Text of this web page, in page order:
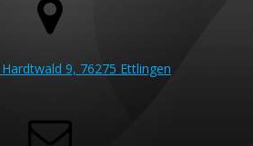
9, 76275 Ettlingen